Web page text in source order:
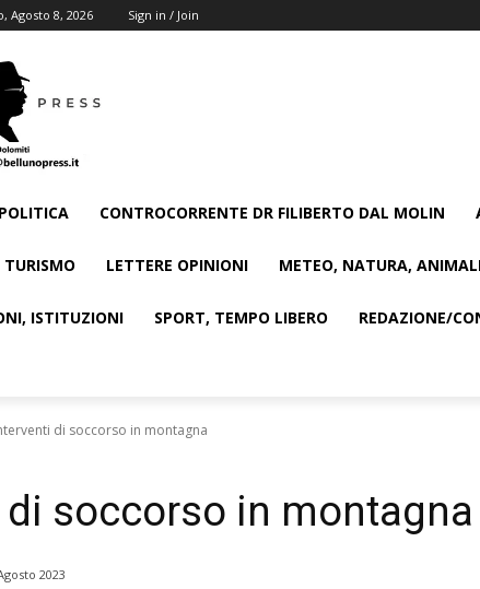
Agosto 8, 2026 Sign in / Join
CONTROCORRENTE DR FILIBERTO DAL MOLIN
LETTERE OPINIONI METEO, NATURA,
ISTITUZIONI SPORT, TEMPO LIBERO REDAZIONE/
di soccorso in montagna
soccorso in montagna
2023